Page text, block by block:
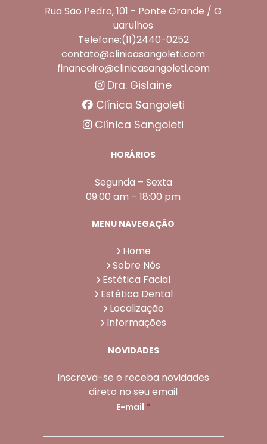
Rua São Pedro, 101 - Ponte Grande / G
uarulhos
Telefone:(11)2440-0252
contato@clinicasangoleti.com
financeiro@clinicasangoleti.com
Dra. Gislaine
Clínica Sangoleti
Clínica Sangoleti
HORÁRIOS
Segunda – Sexta
09:00 am – 18:00 pm
MENU NAVEGAÇÃO
Home
Sobre Nós
Estética Facial
Estética Dental
Localização
Informações
NOVIDADES
Inscreva-se e receba novidades
direto no seu email
E-mail *